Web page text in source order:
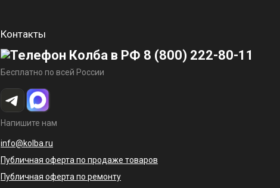
Контакты
8 (800) 222-80-11
Бесплатно по всей России
Напишите нам
info@kolba.ru
Публичная оферта по продаже товаров
Публичная оферта по ремонту